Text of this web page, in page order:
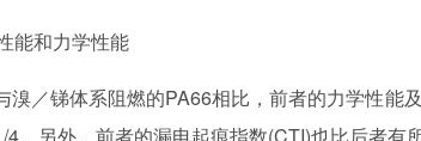
能和力学性能
溴／锑体系阻燃的PA66相比，前者的力学性能